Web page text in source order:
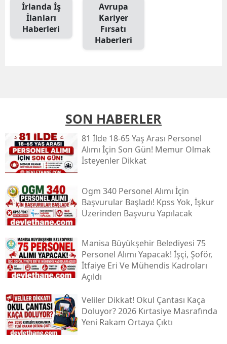
İrlanda İş
İlanları
Haberleri
Avrupa
Kariyer
Fırsatı
Haberleri
SON HABERLER
81 İlde 18-65 Yaş Arası Personel
Alımı İçin Son Gün! Memur Olmak
İsteyenler Dikkat
Ogm 340 Personel Alımı İçin
Başvurular Başladı! Kpss Yok, İşkur
Üzerinden Başvuru Yapılacak
Manisa Büyükşehir Belediyesi 75
Personel Alımı Yapacak! İşçi, Şoför,
İtfaiye Eri Ve Mühendis Kadroları
Açıldı
Veliler Dikkat! Okul Çantası Kaça
Doluyor? 2026 Kırtasiye Masrafında
Yeni Rakam Ortaya Çıktı